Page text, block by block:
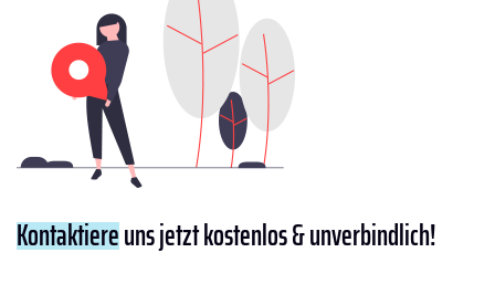
Kontaktiereuns jetzt kostenlos & unverbindlich!